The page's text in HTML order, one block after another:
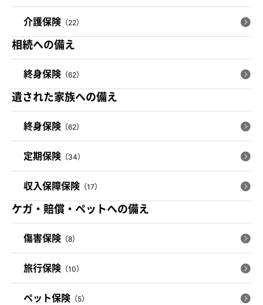
介護保険 （22）
相続への備え
終身保険 （62）
遺された家族への備え
終身保険 （62）
定期保険 （34）
収入保障保険 （17）
ケガ・賠償・ペットへの備え
傷害保険 （8）
旅行保険 （10）
ペット保険 （5）